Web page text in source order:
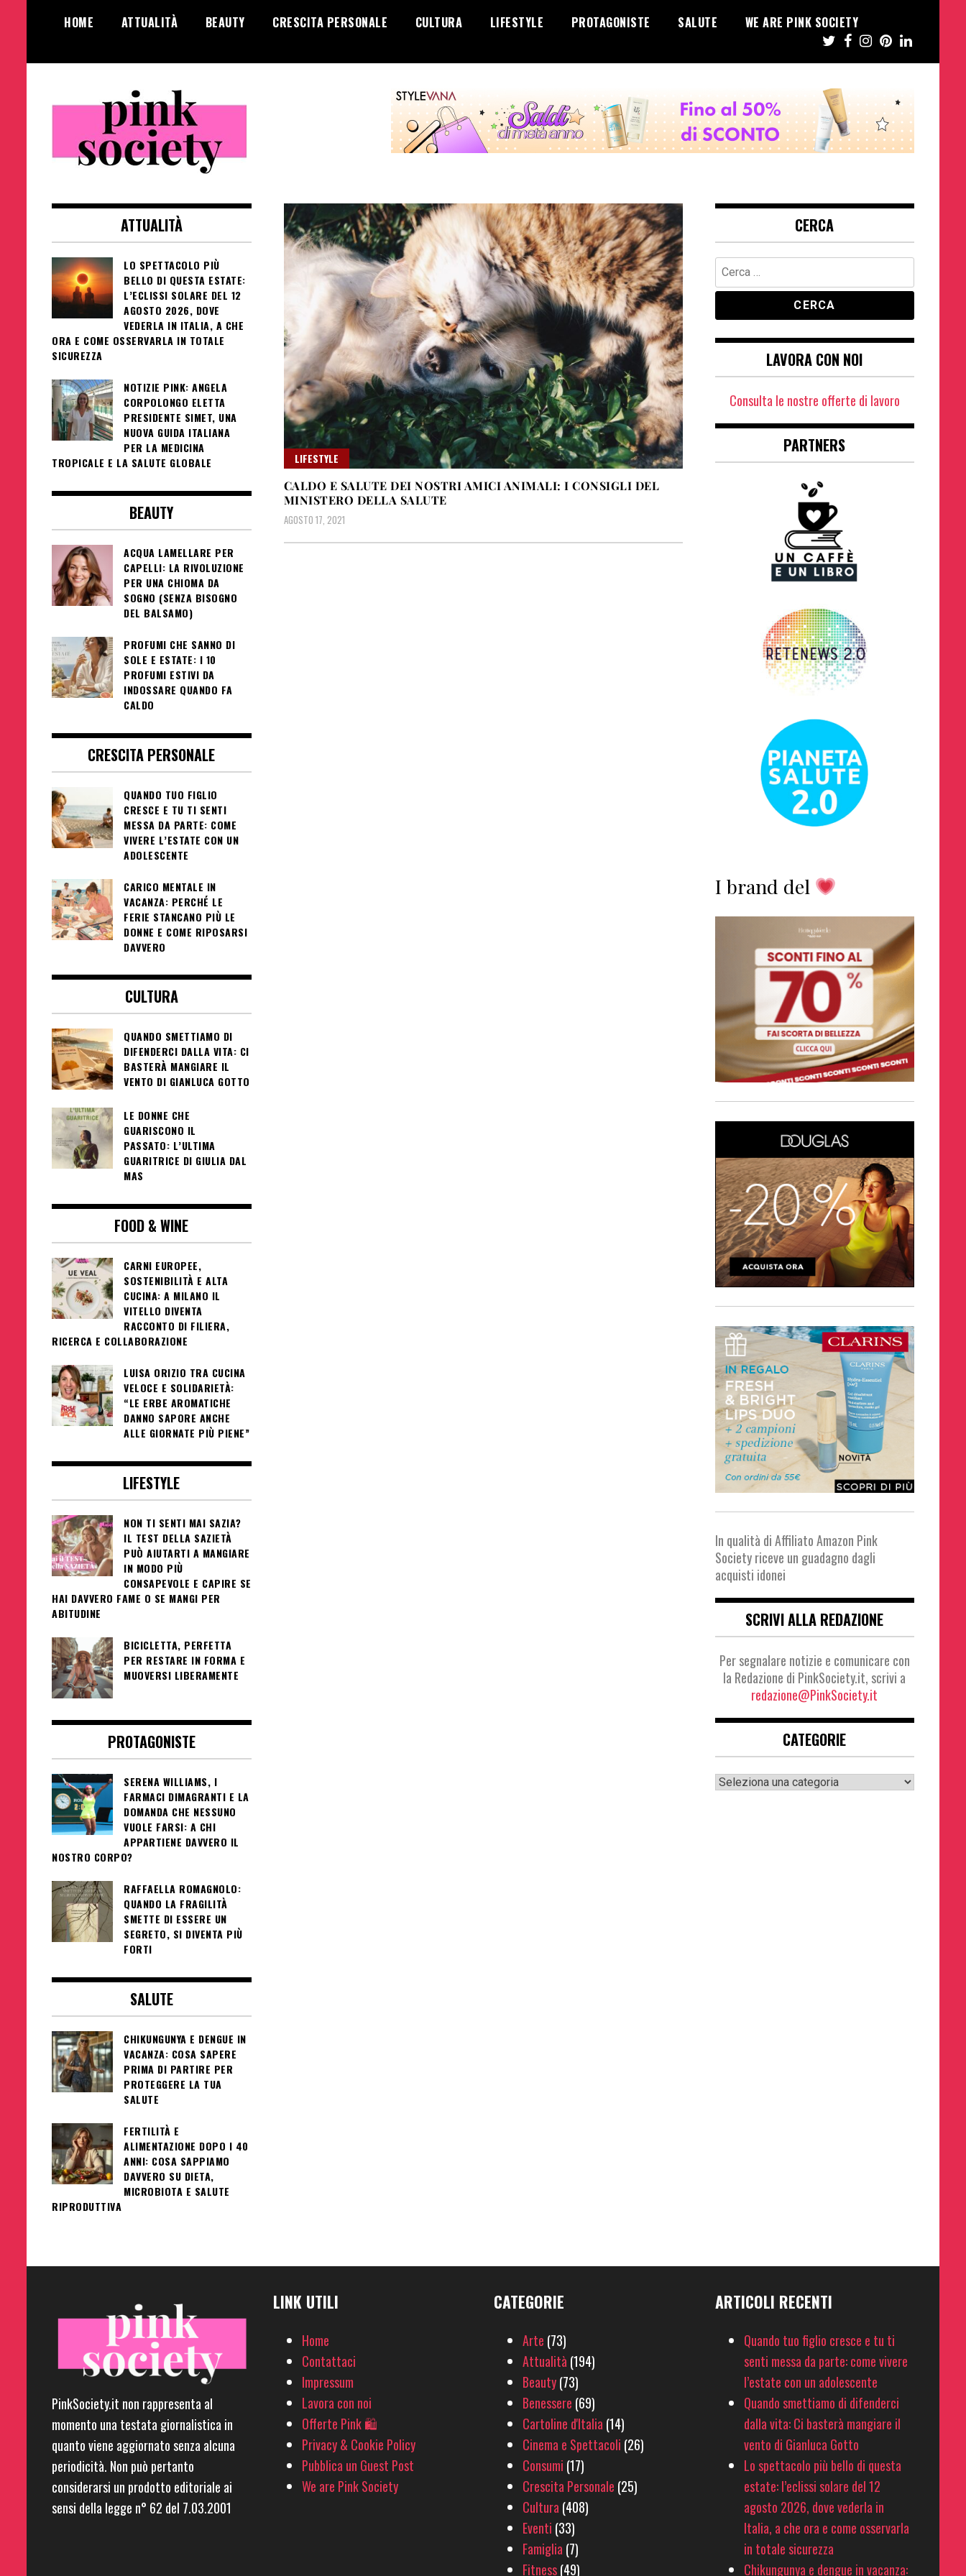
HOME ATTUALITÀ BEAUTY CRESCITA PERSONALE CULTURA LIFESTYLE PROTAGONISTE SALUTE WE ARE PINK SOCIETY
Pink Society
femminile
LIFESTYLE
CALDO E SALUTE DEI NOSTRI AMICI ANIMALI: I CONSIGLI DEL
MINISTERO DELLA SALUTE
AGOSTO 17, 2021
ATTUALITÀ
LO SPETTACOLO PIÙ
BELLO DI QUESTA ESTATE:
L’ECLISSI SOLARE DEL 12
AGOSTO 2026, DOVE
VEDERLA IN ITALIA, A CHE
ORA E COME OSSERVARLA IN TOTALE
SICUREZZA
NOTIZIE PINK: ANGELA
CORPOLONGO ELETTA
PRESIDENTE SIMET, UNA
NUOVA GUIDA ITALIANA
PER LA MEDICINA
TROPICALE E LA SALUTE GLOBALE
BEAUTY
ACQUA LAMELLARE PER
CAPELLI: LA RIVOLUZIONE
PER UNA CHIOMA DA
SOGNO (SENZA BISOGNO
DEL BALSAMO)
PROFUMI CHE SANNO DI
SOLE E ESTATE: I 10
PROFUMI ESTIVI DA
INDOSSARE QUANDO FA
CALDO
CRESCITA PERSONALE
QUANDO TUO FIGLIO
CRESCE E TU TI SENTI
MESSA DA PARTE: COME
VIVERE L’ESTATE CON UN
ADOLESCENTE
CARICO MENTALE IN
VACANZA: PERCHÉ LE
FERIE STANCANO PIÙ LE
DONNE E COME RIPOSARSI
DAVVERO
CULTURA
QUANDO SMETTIAMO DI
DIFENDERCI DALLA VITA: CI
BASTERÀ MANGIARE IL
VENTO DI GIANLUCA GOTTO
LE DONNE CHE
GUARISCONO IL
PASSATO: L’ULTIMA
GUARITRICE DI GIULIA DAL
MAS
FOOD & WINE
CARNI EUROPEE,
SOSTENIBILITÀ E ALTA
CUCINA: A MILANO IL
VITELLO DIVENTA
RACCONTO DI FILIERA,
RICERCA E COLLABORAZIONE
LUISA ORIZIO TRA CUCINA
VELOCE E SOLIDARIETÀ:
“LE ERBE AROMATICHE
DANNO SAPORE ANCHE
ALLE GIORNATE PIÙ PIENE”
LIFESTYLE
NON TI SENTI MAI SAZIA?
IL TEST DELLA SAZIETÀ
PUÒ AIUTARTI A MANGIARE
IN MODO PIÙ
CONSAPEVOLE E CAPIRE SE
HAI DAVVERO FAME O SE MANGI PER
ABITUDINE
BICICLETTA, PERFETTA
PER RESTARE IN FORMA E
MUOVERSI LIBERAMENTE
PROTAGONISTE
SERENA WILLIAMS, I
FARMACI DIMAGRANTI E LA
DOMANDA CHE NESSUNO
VUOLE FARSI: A CHI
APPARTIENE DAVVERO IL
NOSTRO CORPO?
RAFFAELLA ROMAGNOLO:
QUANDO LA FRAGILITÀ
SMETTE DI ESSERE UN
SEGRETO, SI DIVENTA PIÙ
FORTI
SALUTE
CHIKUNGUNYA E DENGUE IN
VACANZA: COSA SAPERE
PRIMA DI PARTIRE PER
PROTEGGERE LA TUA
SALUTE
FERTILITÀ E
ALIMENTAZIONE DOPO I 40
ANNI: COSA SAPPIAMO
DAVVERO SU DIETA,
MICROBIOTA E SALUTE
RIPRODUTTIVA
CERCA
Ricerca
per:
LAVORA CON NOI
Consulta le nostre offerte di lavoro
PARTNERS
I brand del
In qualità di Affiliato Amazon Pink
Society riceve un guadagno dagli
acquisti idonei
SCRIVI ALLA REDAZIONE
Per segnalare notizie e comunicare con
la Redazione di PinkSociety.it, scrivi a
redazione@PinkSociety.it
CATEGORIE
Categorie
PinkSociety.it non rappresenta al
momento una testata giornalistica in
quanto viene aggiornato senza alcuna
periodicità. Non può pertanto
considerarsi un prodotto editoriale ai
sensi della legge n° 62 del 7.03.2001
LINK UTILI
Home
Contattaci
Impressum
Lavora con noi
Offerte Pink 🛍
Privacy & Cookie Policy
Pubblica un Guest Post
We are Pink Society
CATEGORIE
Arte (73)
Attualità (194)
Beauty(73)
Benessere (69)
Cartoline d'Italia (14)
Cinema e Spettacoli (26)
Consumi (17)
Crescita Personale (25)
Cultura (408)
Eventi (33)
Famiglia (7)
Fitness(49)
ARTICOLI RECENTI
Quando tuo figlio cresce e tu ti
senti messa da parte: come vivere
l’estate con un adolescente
Quando smettiamo di difenderci
dalla vita: Ci basterà mangiare il
vento di Gianluca Gotto
Lo spettacolo più bello di questa
estate: l’eclissi solare del 12
agosto 2026, dove vederla in
Italia, a che ora e come osservarla
in totale sicurezza
Chikungunya e dengue in vacanza: